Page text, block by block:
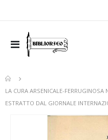
Toggle
Nav
LA CURA ARSENICALE-
ESTRATTO DAL GIORNALE